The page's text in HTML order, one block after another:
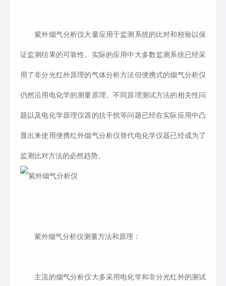
紫外烟气分析仪大量应用于监测系统的比对和校验以保
证监测结果的可靠性。实际的应用中大多数监测系统已经采
用了非分光红外原理的气体分析方法但便携式的烟气分析仪
仍然沿用电化学的测量原理。不同原理测试方法的相关性问
题以及电化学原理仪器的抗干扰等问题已经在实际应用中凸
显出来使用便携红外烟气分析仪替代电化学仪器已经成为了
监测比对方法的必然趋势。
紫外烟气分析仪测量方法和原理：
主流的烟气分析仪大多采用电化学和非分光红外的测试